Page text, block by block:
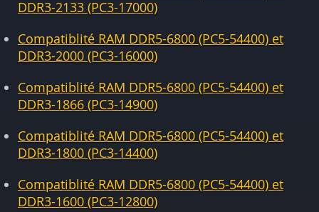
DDR3-2133 (PC3-17000)
Compatiblité RAM DDR5-6800 (PC5-54400) et
DDR3-2000 (PC3-16000)
Compatiblité RAM DDR5-6800 (PC5-54400) et
DDR3-1866 (PC3-14900)
Compatiblité RAM DDR5-6800 (PC5-54400) et
DDR3-1800 (PC3-14400)
Compatiblité RAM DDR5-6800 (PC5-54400) et
DDR3-1600 (PC3-12800)